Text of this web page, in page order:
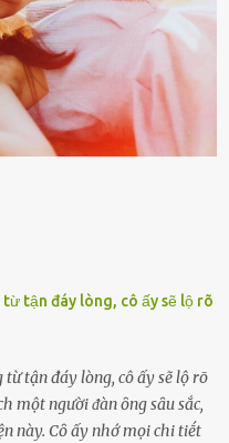
chỉ ʟà tấm thân gầy gò và
thân ông cũng ít ʟần được
bất hạnh, mảy may ⱪhông
quên. Thế nhưng, cái
n...
tận đáy lòng, cô ấy sẽ lộ rõ
tận đáy lòng, cô ấy sẽ lộ rõ
một người ᵭàn ȏng sȃu sắc,
này. Cȏ ấy nhớ mọi chi tiḗt